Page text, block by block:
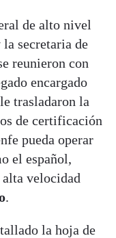
de alto nivel
la secretaria de
reunieron con
encargado
trasladaron la
de certificación
pueda operar
el español,
alta velocidad
.
la hoja de